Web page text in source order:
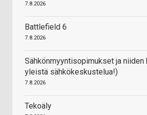
7.8.2026
Battlefield 6
7.8.2026
Sähkönmyyntisopimukset ja niiden
yleistä sähkökeskustelua!)
7.8.2026
Tekoäly